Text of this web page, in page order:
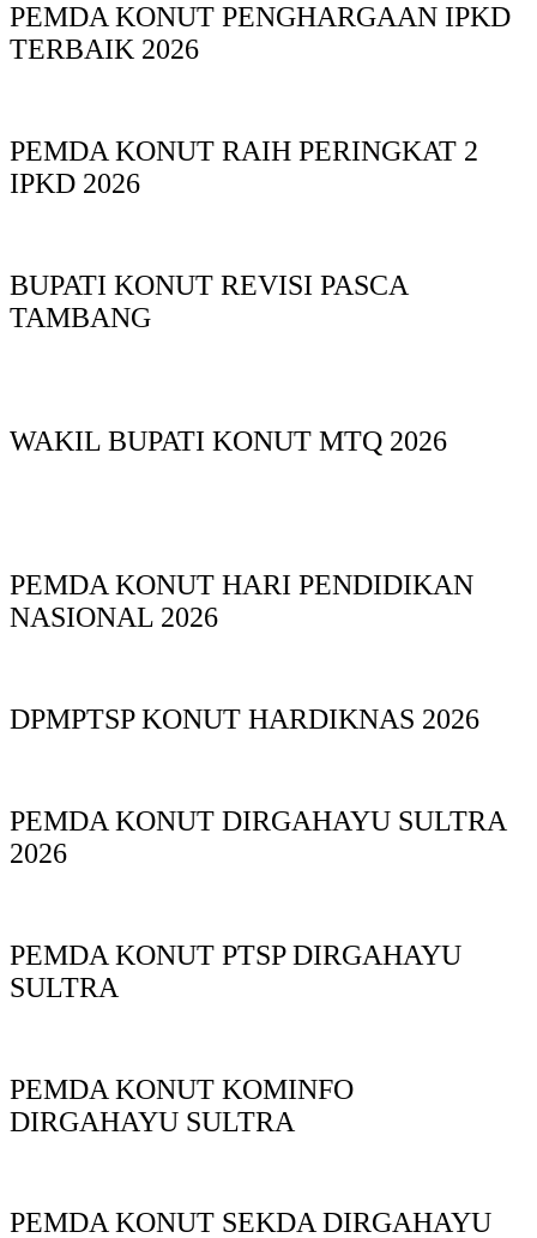
PEMDA KONUT PENGHARGAAN IPKD
TERBAIK 2026
PEMDA KONUT RAIH PERINGKAT 2
IPKD 2026
BUPATI KONUT REVISI PASCA
TAMBANG
WAKIL BUPATI KONUT MTQ 2026
PEMDA KONUT HARI PENDIDIKAN
NASIONAL 2026
DPMPTSP KONUT HARDIKNAS 2026
PEMDA KONUT DIRGAHAYU SULTRA
2026
PEMDA KONUT PTSP DIRGAHAYU
SULTRA
PEMDA KONUT KOMINFO
DIRGAHAYU SULTRA
PEMDA KONUT SEKDA DIRGAHAYU